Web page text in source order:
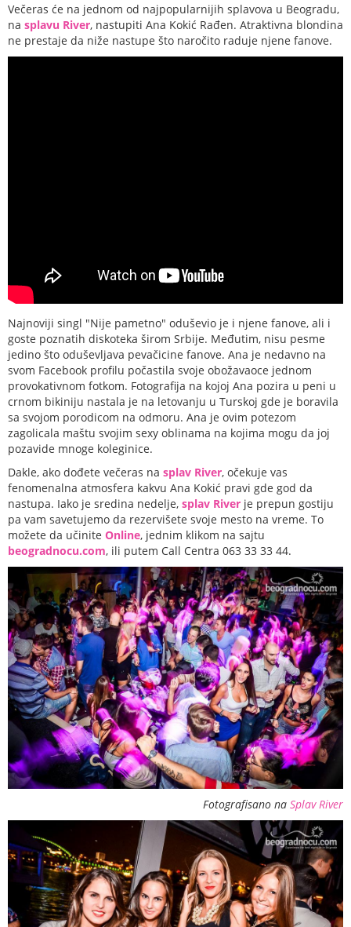
Večeras će na jednom od najpopularnijih splavova u Beogradu,
na splavu River, nastupiti Ana Kokić Rađen. Atraktivna blondina
ne prestaje da niže nastupe što naročito raduje njene fanove.
Najnoviji singl "Nije pametno" oduševio je i njene fanove, ali i
goste poznatih diskoteka širom Srbije. Međutim, nisu pesme
jedino što oduševljava pevačicine fanove. Ana je nedavno na
svom Facebook profilu počastila svoje obožavaoce jednom
provokativnom fotkom. Fotografija na kojoj Ana pozira u peni u
crnom bikiniju nastala je na letovanju u Turskoj gde je boravila
sa svojom porodicom na odmoru. Ana je ovim potezom
zagolicala maštu svojim sexy oblinama na kojima mogu da joj
pozavide mnoge koleginice.
Dakle, ako dođete večeras na splav River, očekuje vas
fenomenalna atmosfera kakvu Ana Kokić pravi gde god da
nastupa. Iako je sredina nedelje, splav River je prepun gostiju
pa vam savetujemo da rezervišete svoje mesto na vreme. To
možete da učinite Online, jednim klikom na sajtu
beogradnocu.com, ili putem Call Centra 063 33 33 44.
Fotografisano na Splav River